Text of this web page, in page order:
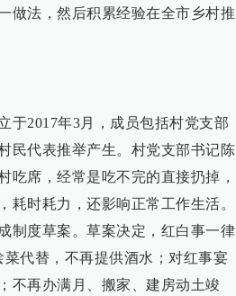
做法，然后积累经验在全市乡村推
于2017年3月，成员包括村党支部
民代表推举产生。村党支部书记陈
吃席，经常是吃不完的直接扔掉，
耗时耗力，还影响正常工作生活。
制度草案。草案决定，红白事一律
代替，不再提供酒水；对红事宴
不再办满月、搬家、建房动土竣